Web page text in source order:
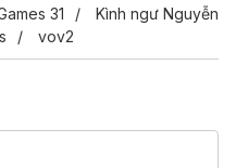
31
Kình ngư Nguyễn
vov2